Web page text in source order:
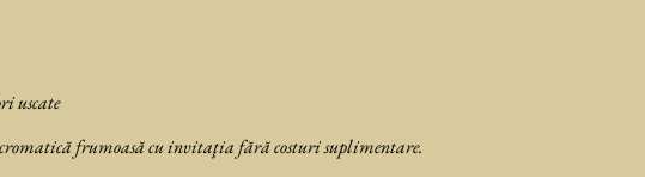
uscate
frumoasă cu invitaţia fără costuri suplimentare.